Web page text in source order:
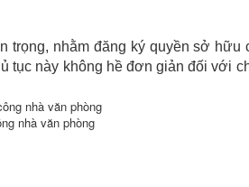
trọng, nhằm đăng ký quyền sở hữu
tục này không hề đơn giản đối với
nhà văn phòng